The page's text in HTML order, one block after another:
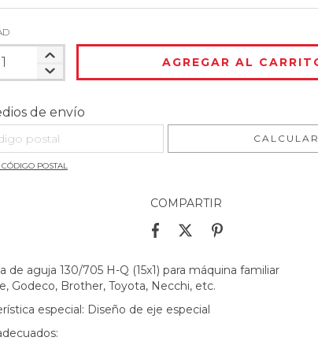
para el CP:
de envío
CALCULAR
POSTAL
COMPARTIR
de aguja 130/705 H-Q (15x1) para máquina familiar
Godeco, Brother, Toyota, Necchi, etc.
especial: Diseño de eje especial